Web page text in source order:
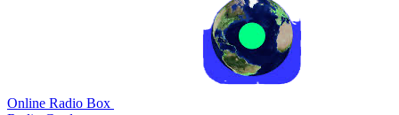
Online Radio Box